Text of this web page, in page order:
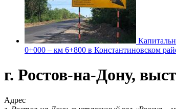
0+000 – км 6+800 в Константиновском
г. Ростов-на-Дону,
Адрес